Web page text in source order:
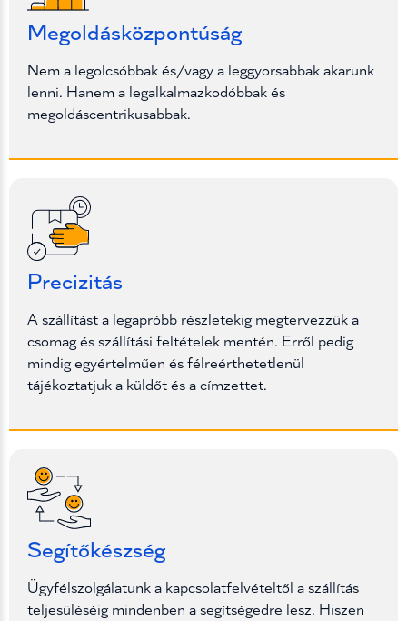
Megoldásközpontúság
Nem a legolcsóbbak és/vagy a leggyorsabbak akarunk
lenni. Hanem a legalkalmazkodóbbak és
megoldáscentrikusabbak.
Precizitás
A szállítást a legapróbb részletekig megtervezzük a
csomag és szállítási feltételek mentén. Erről pedig
mindig egyértelműen és félreérthetetlenül
tájékoztatjuk a küldőt és a címzettet.
Segítőkészség
Ügyfélszolgálatunk a kapcsolatfelvételtől a szállítás
teljesüléséig mindenben a segítségedre lesz. Hiszen